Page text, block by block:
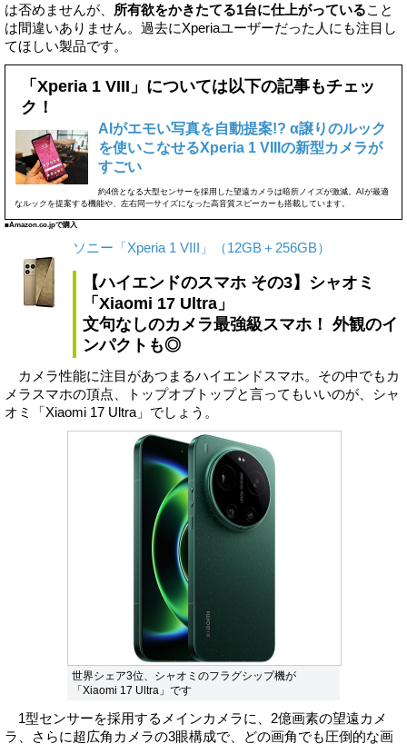
は否めませんが、 所有欲をかきたてる1台に仕上がっていること
は間違いありません。過去にXperiaユーザーだった人にも注目し
てほしい製品です。
「Xperia 1 VIII」については以下の記事もチェッ
ク！
AIがエモい写真を自動提案!? α譲りのルック
を使いこなせるXperia 1 VIIIの新型カメラが
すごい
約4倍となる大型センサーを採用した望遠カメラは暗所ノイズが激減。AIが最適
なルックを提案する機能や、左右同一サイズになった高音質スピーカーも搭載しています。
■Amazon.co.jpで購入
ソニー「Xperia 1 VIII」（12GB＋256GB）
【ハイエンドのスマホ その3】シャオミ
「Xiaomi 17 Ultra」
文句なしのカメラ最強級スマホ！ 外観のイ
ンパクトも◎
カメラ性能に注目があつまるハイエンドスマホ。その中でもカ
メラスマホの頂点、トップオブトップと言ってもいいのが、シャ
オミ「Xiaomi 17 Ultra」でしょう。
世界シェア3位、シャオミのフラグシップ機が
「Xiaomi 17 Ultra」です
1型センサーを採用するメインカメラに、2億画素の望遠カメ
ラ、さらに超広角カメラの3眼構成で、どの画角でも圧倒的な画